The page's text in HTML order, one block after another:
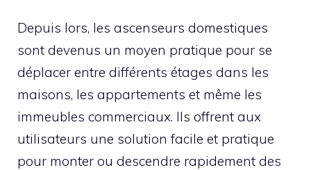
Depuis lors, les ascenseurs domestiques
sont devenus un moyen pratique pour se
déplacer entre différents étages dans les
maisons, les appartements et même les
immeubles commerciaux. Ils offrent aux
utilisateurs une solution facile et pratique
pour monter ou descendre rapidement des